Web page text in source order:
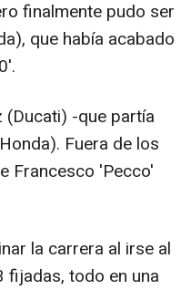
finalmente pudo ser
que había acabado
-que partía
Fuera de los
Francesco 'Pecco'
la carrera al irse al
fijadas, todo en una